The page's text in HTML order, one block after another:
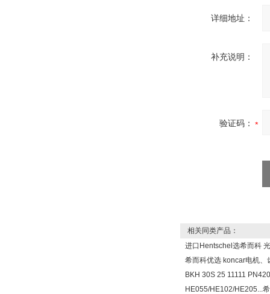
详细地址：
补充说明：
验证码：
相关同类产品：
进口Hentschel选希而科
希而科优选 koncar电机、
BKH 30S 25 11111
HE055/HE102/HE205...